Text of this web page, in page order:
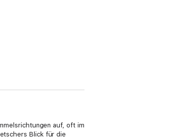
auf, oft im
Blick für die